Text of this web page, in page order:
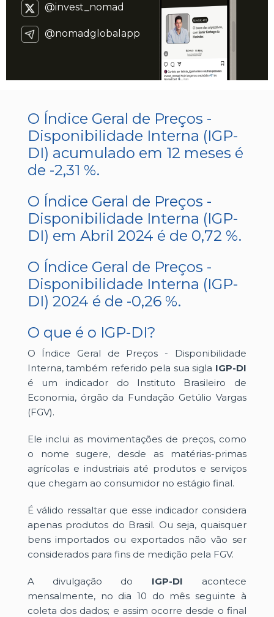
@invest_nomad
@nomadglobalapp
O Índice Geral de Preços -
Disponibilidade Interna (IGP-
DI) acumulado em 12 meses é
de -2,31 %.
O Índice Geral de Preços -
Disponibilidade Interna (IGP-
DI) em Abril 2024 é de 0,72 %.
O Índice Geral de Preços -
Disponibilidade Interna (IGP-
DI) 2024 é de -0,26 %.
O que é o IGP-DI?
O Índice Geral de Preços - Disponibilidade
Interna, também referido pela sua sigla IGP-DI
é um indicador do Instituto Brasileiro de
Economia, órgão da Fundação Getúlio Vargas
(FGV).
Ele inclui as movimentações de preços, como
o nome sugere, desde as matérias-primas
agrícolas e industriais até produtos e serviços
que chegam ao consumidor no estágio final.
É válido ressaltar que esse indicador considera
apenas produtos do Brasil. Ou seja, quaisquer
bens importados ou exportados não vão ser
considerados para fins de medição pela FGV.
A divulgação do IGP-DI acontece
mensalmente, no dia 10 do mês seguinte à
coleta dos dados; e assim ocorre desde o final